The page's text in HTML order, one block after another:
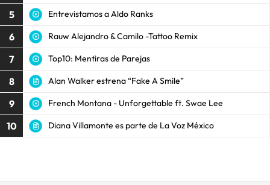
5 Entrevistamos a Aldo Ranks
6 Rauw Alejandro & Camilo -Tattoo Remix
7 Top10: Mentiras de Parejas
8 Alan Walker estrena “Fake A Smile”
9 French Montana - Unforgettable ft. Swae Lee
10 Diana Villamonte es parte de La Voz México